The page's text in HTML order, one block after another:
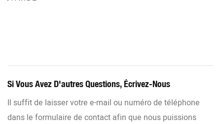
Si Vous Avez D'autres Questions, Écrivez-Nous
Il suffit de laisser votre e-mail ou numéro de téléphone
dans le formulaire de contact afin que nous puissions